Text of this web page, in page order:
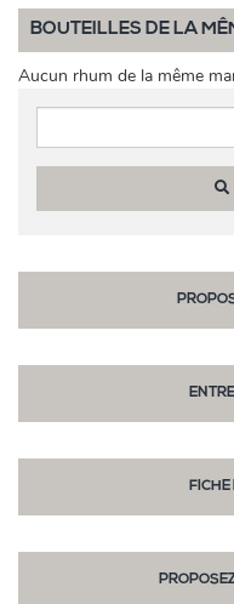
BOUTEILLES DE LA
Aucun rhum de la même